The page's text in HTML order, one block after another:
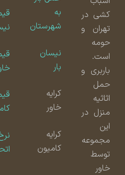
کشی در
تهران و
حومه
است.
باربری و
حمل
اثاثیه
منزل در
مجموعه
توسط
شهرستان
نیسان
کامیون
قیمت
نیسان
قیمت
قیمت
کامیون
اتحادیه